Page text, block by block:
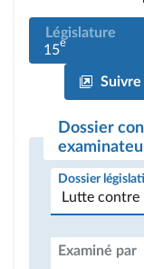
Législature
15e
Suivre
Dossier
Dossier
Examiné par